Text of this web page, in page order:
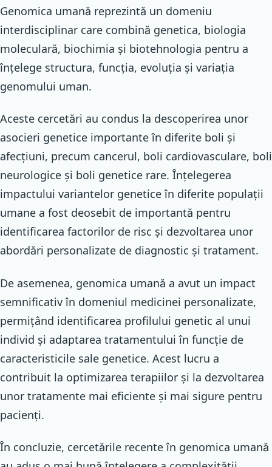
Genomica umană reprezintă un domeniu
interdisciplinar care combină genetica, biologia
moleculară, biochimia și biotehnologia pentru a
înțelege structura, funcția, evoluția și variația
genomului uman.
Aceste cercetări au condus la descoperirea unor
asocieri genetice importante în diferite boli și
afecțiuni, precum cancerul, boli cardiovasculare, boli
neurologice și boli genetice rare. Înțelegerea
impactului variantelor genetice în diferite populații
umane a fost deosebit de importantă pentru
identificarea factorilor de risc și dezvoltarea unor
abordări personalizate de diagnostic și tratament.
De asemenea, genomica umană a avut un impact
semnificativ în domeniul medicinei personalizate,
permițând identificarea profilului genetic al unui
individ și adaptarea tratamentului în funcție de
caracteristicile sale genetice. Acest lucru a
contribuit la optimizarea terapiilor și la dezvoltarea
unor tratamente mai eficiente și mai sigure pentru
pacienți.
În concluzie, cercetările recente în genomica umană